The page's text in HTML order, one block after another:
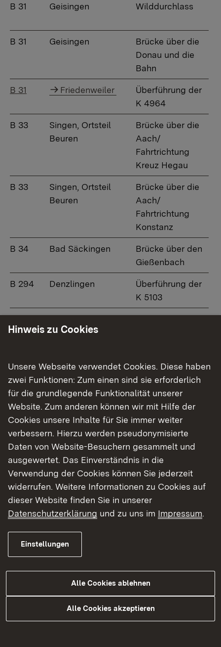
B 31 Geisingen Wilddurchlass
B 31 Geisingen
Brücke über die
Donau und die
Bahn
B 31 Friedenweiler
Überführung der
K 4964
B 33
Singen, Ortsteil
Beuren
Brücke über die
Aach/
Fahrtrichtung
Kreuz Hegau
B 33
Singen, Ortsteil
Beuren
Brücke über die
Aach/
Fahrtrichtung
Konstanz
B 34 Bad Säckingen
Brücke über den
Gießenbach
B 294 Denzlingen
Überführung der
K 5103
B 311 Geisingen
Brücke über die
B 317
Zell i.W., Ortsteil
Atzenbach
Brücke über
Gewerbekanal
B 462
Schiltach, Ortsteil
Hinterlehengericht
Überführung eines
Feldwegs
B 462
Schiltach,
Ortsteil
Hinterlehengericht
Brücke über die
Schiltach im Zuge
einer Hofzufahrt
B 31 A Freiburg
Überführung eines
Geh- und
Radweg/
B 31 A Freiburg
Radweg/
Südstraße Ost
Freiburg
Überführung eines
Geh- und
Hinweis zu Cookies
Unsere Webseite verwendet Cookies. Diese haben
zwei Funktionen: Zum einen sind sie erforderlich
für die grundlegende Funktionalität unserer
Website. Zum anderen können wir mit Hilfe der
Cookies unsere Inhalte für Sie immer weiter
verbessern. Hierzu werden pseudonymisierte
Daten von Website-Besuchern gesammelt und
ausgewertet. Das Einverständnis in die
Verwendung der Cookies können Sie jederzeit
widerrufen. Weitere Informationen zu Cookies auf
dieser Website finden Sie in unserer
Datenschutzerklärung und zu uns im Impressum.
Einstellungen
Alle Cookies ablehnen
Alle Cookies akzeptieren